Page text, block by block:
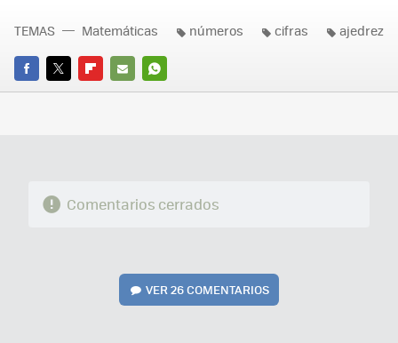
FACEBOOK
TWITTERFLIPBOARD
E-
WHATSAPP
TEMAS Matemáticas números cifras ajedrez
Comentarios cerrados
VER26 COMENTARIOS